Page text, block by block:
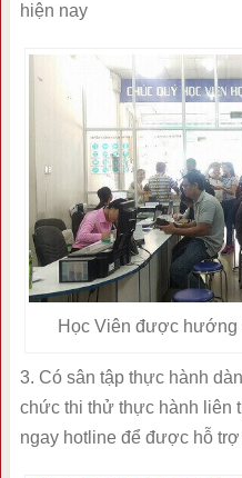
hiện nay
Học Viên được hướng
3. Có sân tập thực hành
chức thi thử thực hành liên
ngay hotline để được hỗ